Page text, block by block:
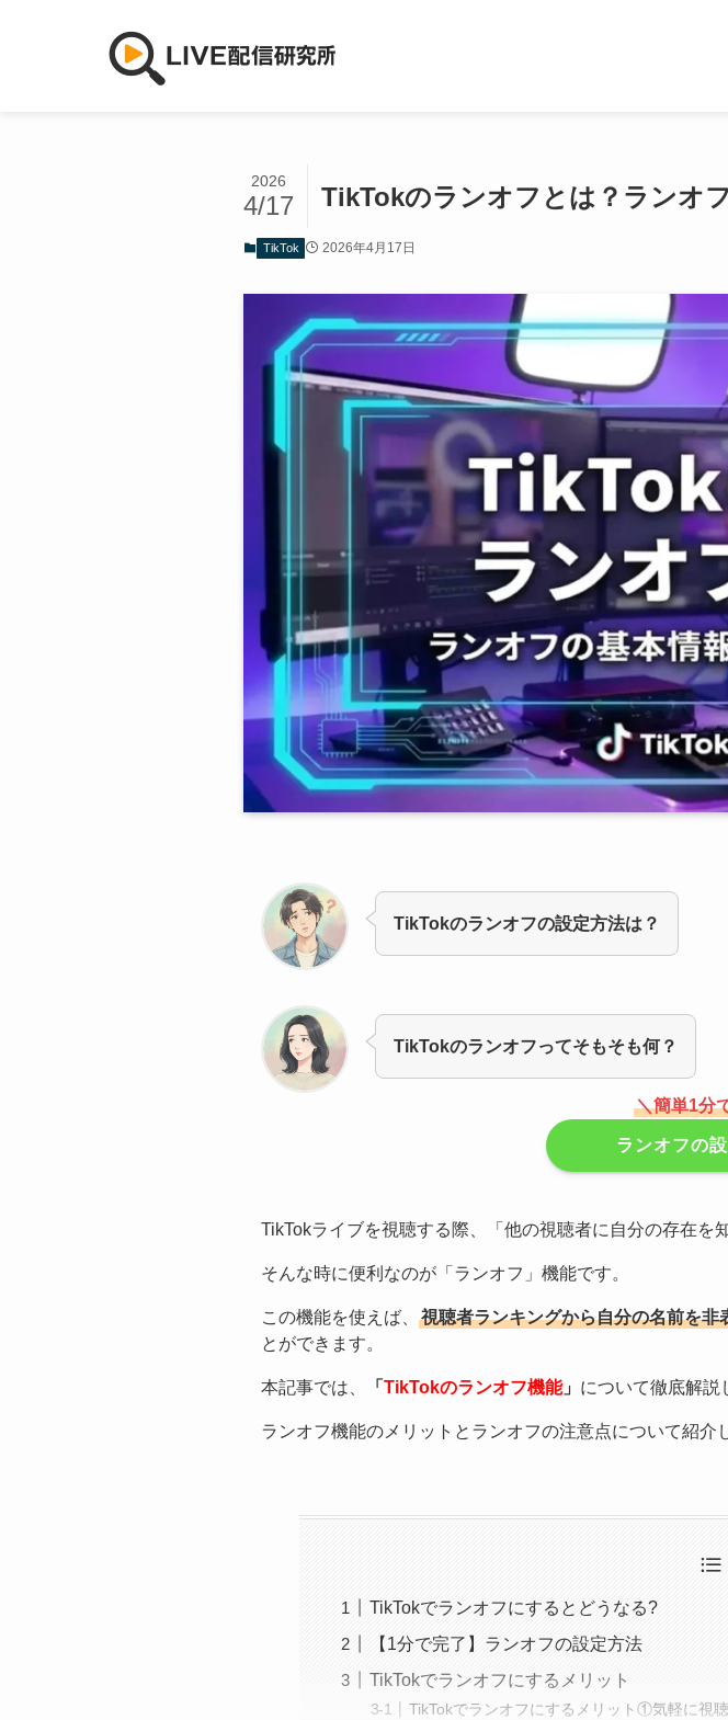
TikTokのランオフとは？ランオ
2026
4/17
TikTok 2026年4月17日
TikTokのランオフの設定方法は？
TikTokのランオフってそもそも何？
＼簡単1分
ランオフの
TikTokライブを視聴する際、「他の視聴者に自分の存在を
そんな時に便利なのが「ランオフ」機能です。
この機能を使えば、 視聴者ランキングから自分の名前を非
とができます。
本記事では、 「 TikTokのランオフ機能」 について徹底解説
ランオフ機能のメリットとランオフの注意点について紹介
TikTokでランオフにするとどうなる?
【1分で完了】ランオフの設定方法
TikTokでランオフにするメリット
TikTokでランオフにするメリット①気軽に視